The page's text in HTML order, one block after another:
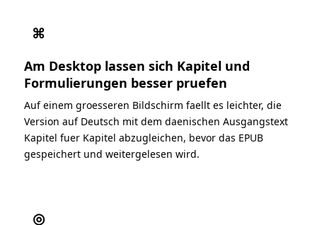
⌘
Am Desktop lassen sich Kapitel und
Formulierungen besser pruefen
Auf einem groesseren Bildschirm faellt es leichter, die
Version auf Deutsch mit dem daenischen Ausgangstext
Kapitel fuer Kapitel abzugleichen, bevor das EPUB
gespeichert und weitergelesen wird.
◎